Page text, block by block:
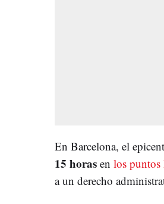
En Barcelona, el
15 horas en los
a un derecho